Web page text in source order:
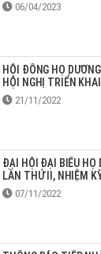
06/04/2023
HỘI ĐỒNG HỌ
HỘI NGHỊ TRIỂN
21/11/2022
ĐẠI HỘI ĐẠI BIỂU HỌ
LẦN THỨ II, NHIỆM
07/11/2022